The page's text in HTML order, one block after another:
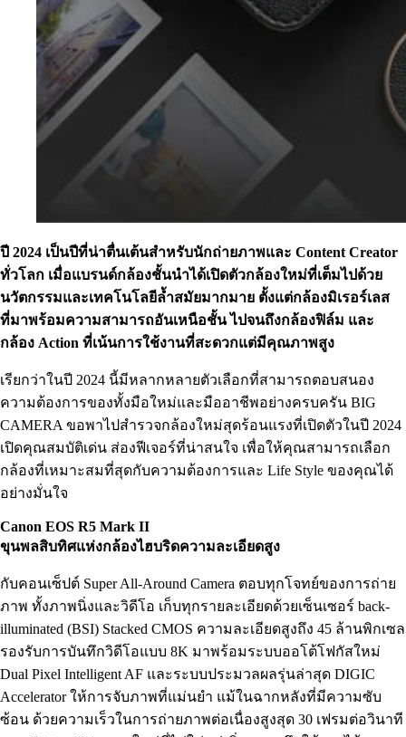
ปี 2024 เป็นปีที่น่าตื่นเต้นสำหรับนักถ่ายภาพและ Content Creator
ทั่วโลก เมื่อแบรนด์กล้องชั้นนำได้เปิดตัวกล้องใหม่ที่เต็มไปด้วย
นวัตกรรมและเทคโนโลยีล้ำสมัยมากมาย ตั้งแต่กล้องมิเรอร์เลส
ที่มาพร้อมความสามารถอันเหนือชั้น ไปจนถึงกล้องฟิล์ม และ
กล้อง Action ที่เน้นการใช้งานที่สะดวกแต่มีคุณภาพสูง
เรียกว่าในปี 2024 นี้มีหลากหลายตัวเลือกที่สามารถตอบสนอง
ความต้องการของทั้งมือใหม่และมืออาชีพอย่างครบครัน BIG
CAMERA ขอพาไปสำรวจกล้องใหม่สุดร้อนแรงที่เปิดตัวในปี 2024
เปิดคุณสมบัติเด่น ส่องฟีเจอร์ที่น่าสนใจ เพื่อให้คุณสามารถเลือก
กล้องที่เหมาะสมที่สุดกับความต้องการและ Life Style ของคุณได้
อย่างมั่นใจ
Canon EOS R5 Mark II
ขุนพลสิบทิศแห่งกล้องไฮบริดความละเอียดสูง
กับคอนเซ็ปต์ Super All-Around Camera ตอบทุกโจทย์ของการถ่าย
ภาพ ทั้งภาพนิ่งและวิดีโอ เก็บทุกรายละเอียดด้วยเซ็นเซอร์ back-
illuminated (BSI) Stacked CMOS ความละเอียดสูงถึง 45 ล้านพิกเซล
รองรับการบันทึกวิดีโอแบบ 8K มาพร้อมระบบออโต้โฟกัสใหม่
Dual Pixel Intelligent AF และระบบประมวลผลรุ่นล่าสุด DIGIC
Accelerator ให้การจับภาพที่แม่นยำ แม้ในฉากหลังที่มีความซับ
ซ้อน ด้วยความเร็วในการถ่ายภาพต่อเนื่องสูงสุด 30 เฟรมต่อวินาที